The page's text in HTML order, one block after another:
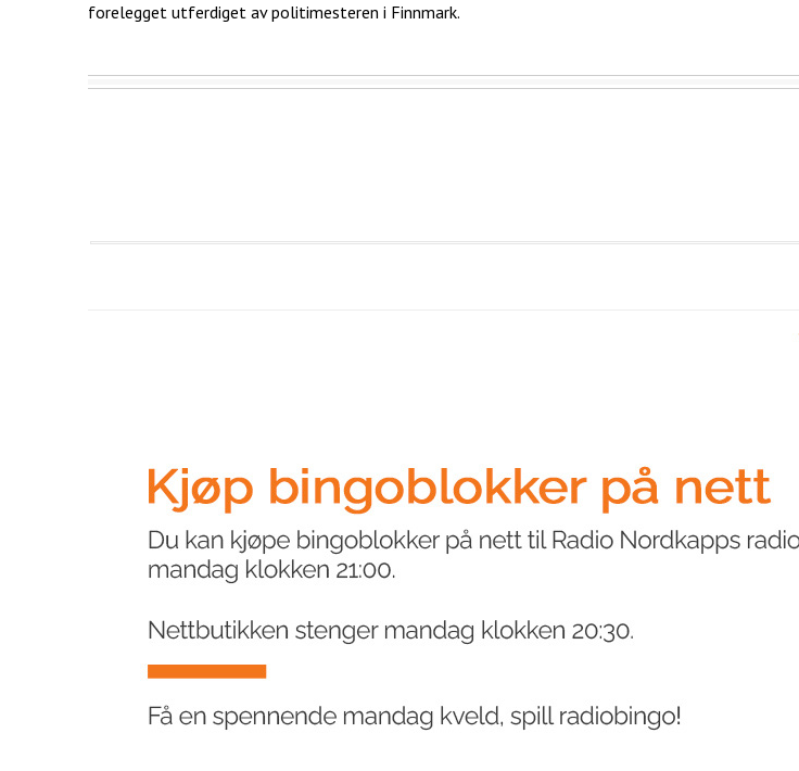
forelegget utferdiget av politimesteren i Finnmark.